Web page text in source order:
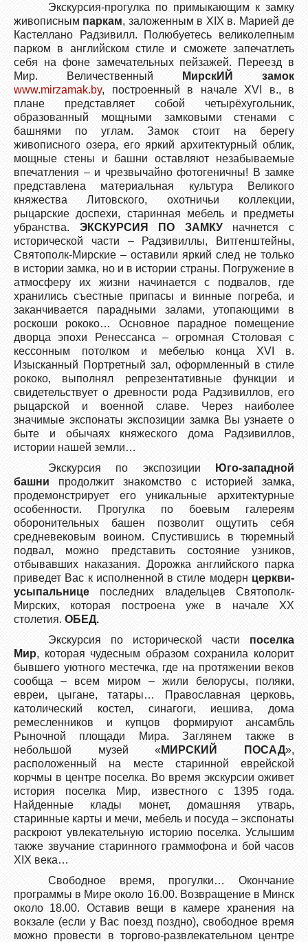
Экскурсия-прогулка по примыкающим к замку
живописным паркам, заложенным в XIX в. Марией де
Кастеллано Радзивилл. Полюбуетесь великолепным
парком в английском стиле и сможете запечатлеть
себя на фоне замечательных пейзажей. Переезд в
Мир. Величественный
МирскИЙ замок
www.mirzamak.by, построенный в начале XVI в., в
плане представляет собой четырёхугольник,
образованный мощными замковыми стенами с
башнями по углам. Замок стоит на берегу
живописного озера, его яркий архитектурный облик,
мощные стены и башни оставляют незабываемые
впечатления – и чрезвычайно фотогеничны! В замке
представлена материальная культура Великого
княжества Литовского, охотничьи коллекции,
рыцарские доспехи, старинная мебель и предметы
убранства. ЭКСКУРСИЯ ПО ЗАМКУначнется с
исторической части – Радзивиллы, Витгенштейны,
Святополк-Мирские – оставили яркий след не только
в истории замка, но и в истории страны. Погружение в
атмосферу их жизни начинается с подвалов, где
хранились съестные припасы и винные погреба, и
заканчивается парадными залами, утопающими в
роскоши рококо… Основное парадное помещение
дворца эпохи Ренессанса – огромная Столовая с
кессонным потолком и мебелью конца XVI в.
Изысканный Портретный зал, оформленный в стиле
рококо, выполнял репрезентативные функции и
свидетельствует о древности рода Радзивиллов, его
рыцарской и военной славе. Через наиболее
значимые экспонаты экспозиции замка Вы узнаете о
быте и обычаях княжеского дома Радзивиллов,
истории нашей земли…
Экскурсия по экспозиции
Юго-западной
башни продолжит знакомство с историей замка,
продемонстрирует его уникальные архитектурные
особенности. Прогулка по боевым галереям
оборонительных башен позволит ощутить себя
средневековым воином. Спустившись в тюремный
подвал, можно представить состояние узников,
отбывавших наказания. Дорожка английского парка
приведет Вас к исполненной в стиле модерн церкви-
усыпальнице последних владельцев Святополк-
Мирских, которая построена уже в начале XX
столетия. ОБЕД.
Экскурсия по исторической части поселка
Мир, которая чудесным образом сохранила колорит
бывшего уютного местечка, где на протяжении веков
сообща – всем миром – жили белорусы, поляки,
евреи, цыгане, татары… Православная церковь,
католический костел, синагоги, иешива, дома
ремесленников и купцов формируют ансамбль
Рыночной площади Мира. Заглянем также в
небольшой музей «МИРСКИЙ ПОСАД»,
расположенный на месте старинной еврейской
корчмы в центре поселка. Во время экскурсии оживет
история поселка Мир, известного с 1395 года.
Найденные клады монет, домашняя утварь,
старинные карты и мечи, мебель и посуда – экспонаты
раскроют увлекательную историю поселка. Услышим
также звучание старинного граммофона и бой часов
XIX века…
Свободное время, прогулки… Окончание
программы в Мире около 16.00. Возвращение в Минск
около 18.00. Оставив вещи в камере хранения на
вокзале (если у Вас поезд поздно), свободное время
можно провести в торгово-развлекательном центре